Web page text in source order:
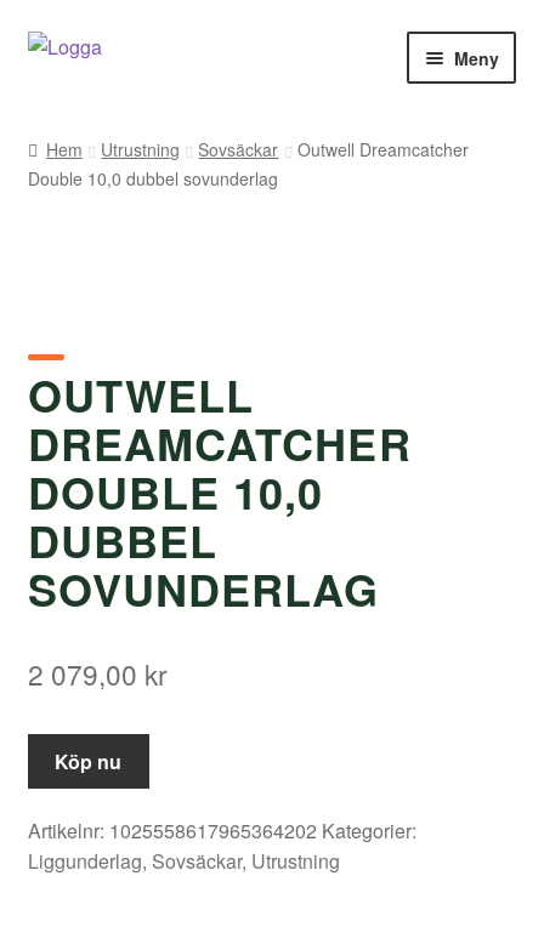
Hoppa
Hoppa
Meny
Kontakt
Väljare
Hem Utrustning Sovsäckar
Outwell Dreamcatcher
Double 10,0 dubbel sovunderlag
OUTWELL
DREAMCATCHER
DOUBLE 10,0
DUBBEL
SOVUNDERLAG
2 079,00 kr
Köp nu
Artikelnr: 1025558617965364202 Kategorier:
Liggunderlag, Sovsäckar, Utrustning